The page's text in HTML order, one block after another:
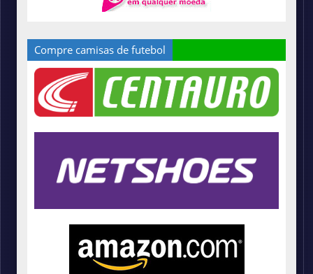
Compre camisas de futebol